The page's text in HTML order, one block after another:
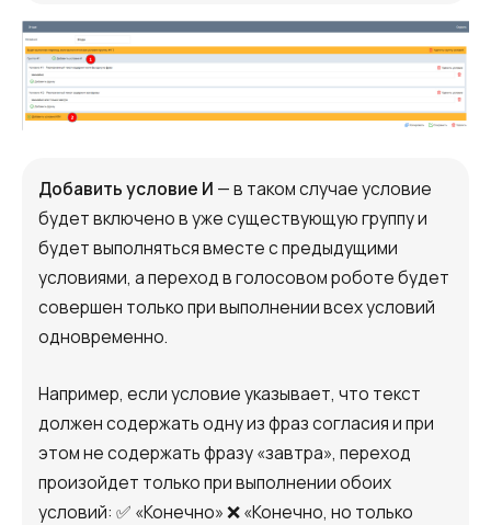
Добавить условие И — в таком случае условие
будет включено в уже существующую группу и
будет выполняться вместе с предыдущими
условиями, а переход в голосовом роботе будет
совершен только при выполнении всех условий
одновременно.
Например, если условие указывает, что текст
должен содержать одну из фраз согласия и при
этом не содержать фразу «завтра», переход
произойдет только при выполнении обоих
условий: ✅ «Конечно» ❌ «Конечно, но только